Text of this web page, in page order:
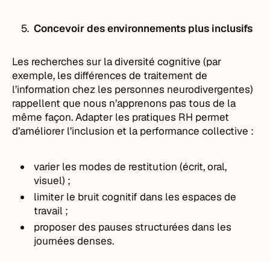
Concevoir des environnements plus inclusifs
Les recherches sur la diversité cognitive (par
exemple, les différences de traitement de
l’information chez les personnes neurodivergentes)
rappellent que nous n’apprenons pas tous de la
même façon. Adapter les pratiques RH permet
d’améliorer l’inclusion et la performance collective :
varier les modes de restitution (écrit, oral,
visuel) ;
limiter le bruit cognitif dans les espaces de
travail ;
proposer des pauses structurées dans les
journées denses.